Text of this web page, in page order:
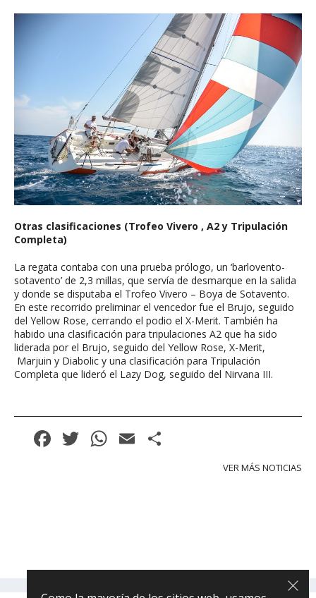
Otras clasificaciones (Trofeo Vivero , A2 y Tripulación
Completa)
La regata contaba con una prueba prólogo, un ‘barlovento-
sotavento’ de 2,3 millas, que servía de desmarque en la salida
y donde se disputaba el Trofeo Vivero – Boya de Sotavento.
En este recorrido preliminar el vencedor fue el Brujo, seguido
del Yellow Rose, cerrando el podio el X-Merit. También ha
habido una clasificación para tripulaciones A2 que ha sido
liderada por el Brujo, seguido del Yellow Rose, X-Merit,
Marjuin y Diabolic y una clasificación para Tripulación
Completa que lideró el Lazy Dog, seguido del Nirvana III.
Facebook
Twitter
WhatsApp
Email
VER MÁS NOTICIAS